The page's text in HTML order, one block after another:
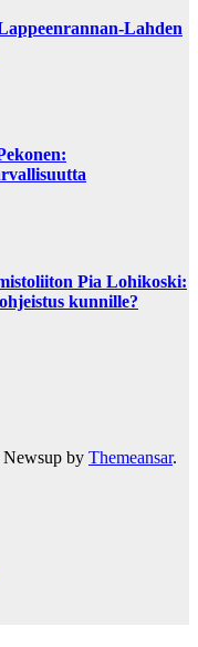
Lahden
Pia Lohikoski:
kunnille?
Newsup by Themeansar.